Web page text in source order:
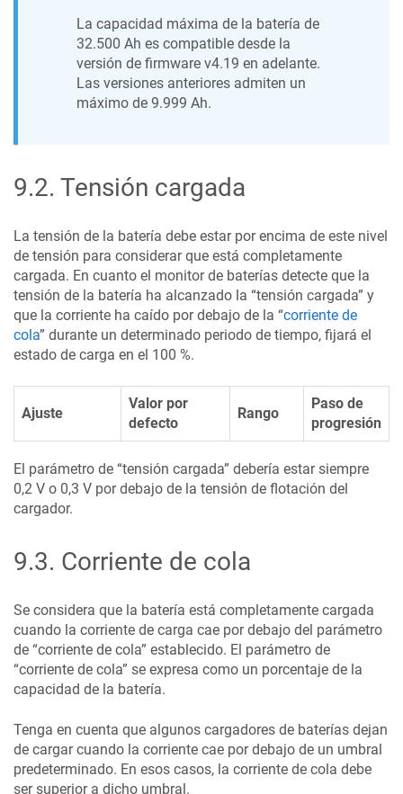
La capacidad máxima de la batería de
32.500 Ah es compatible desde la
versión de firmware v4.19 en adelante.
Las versiones anteriores admiten un
máximo de 9.999 Ah.
9.2. Tensión cargada
La tensión de la batería debe estar por encima de este nivel
de tensión para considerar que está completamente
cargada. En cuanto el monitor de baterías detecte que la
tensión de la batería ha alcanzado la “tensión cargada” y
que la corriente ha caído por debajo de la “corriente de
cola” durante un determinado periodo de tiempo, fijará el
estado de carga en el 100 %.
Ajuste
Valor por
defecto
Rango
Paso de
progresión
El parámetro de “tensión cargada” debería estar siempre
0,2 V o 0,3 V por debajo de la tensión de flotación del
cargador.
9.3. Corriente de cola
Se considera que la batería está completamente cargada
cuando la corriente de carga cae por debajo del parámetro
de “corriente de cola” establecido. El parámetro de
“corriente de cola” se expresa como un porcentaje de la
capacidad de la batería.
Tenga en cuenta que algunos cargadores de baterías dejan
de cargar cuando la corriente cae por debajo de un umbral
predeterminado. En esos casos, la corriente de cola debe
ser superior a dicho umbral.